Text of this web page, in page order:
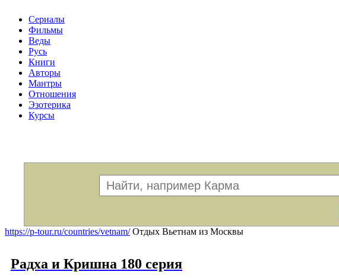
Сериалы
Фильмы
Веды
Русь
Книги
Авторы
Мантры
Отношения
Эзотерика
Курсы
https://p-tour.ru/countries/vetnam/Отдых Вьетнам из Москвы
Радха и Кришна 180 серия